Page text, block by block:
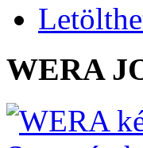
WERA